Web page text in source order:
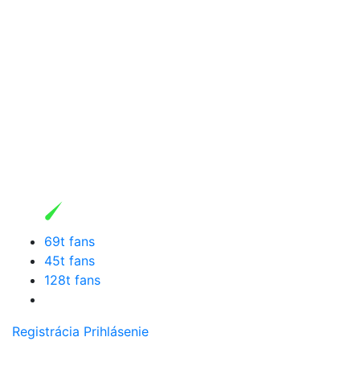
69t fans
45t fans
128t fans
Registrácia Prihlásenie